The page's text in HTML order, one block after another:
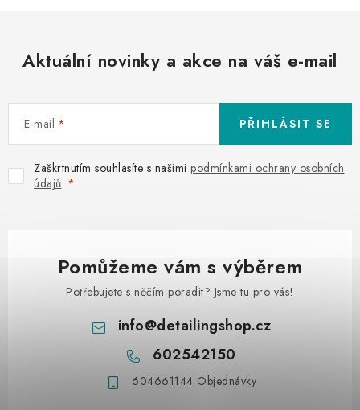
Aktuální novinky a akce na váš e-mail
E-mail
Zaškrtnutím souhlasíte s našimi podmínkami ochrany osobních
údajů.
PŘIHLÁSIT SE
Pomůžeme vám s výběrem
Potřebujete s něčím poradit? Jsme tu pro vás!
info@detailingshop.cz
602542150
604661144 Objednávky